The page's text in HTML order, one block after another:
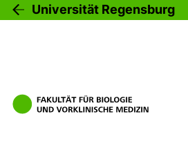
Universität Regensburg